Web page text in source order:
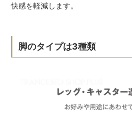
快感を軽減します。
脚のタイプは3種類